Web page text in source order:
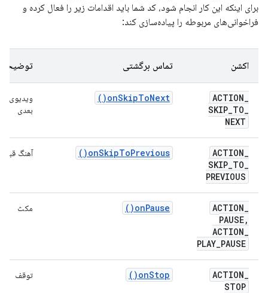
برای اینکه این کار انجام شود، کد شما باید اقدامات زیر را فعال کرده و
فراخوانی‌های مربوطه را پیاده‌سازی کند:
اکشن تماس برگشتی
ACTION_
SKIP_TO_
NEXT
onSkipToNext(
)
ویدیوی
بعدی
ACTION_
SKIP_TO_
PREVIOUS
onSkipToPrevious(
) آهنگ قبلی
ACTION_
PAUSE,
ACTION_
PLAY_PAUSE
onPause(
) مکث
ACTION_
STOP
onStop(
) توقف